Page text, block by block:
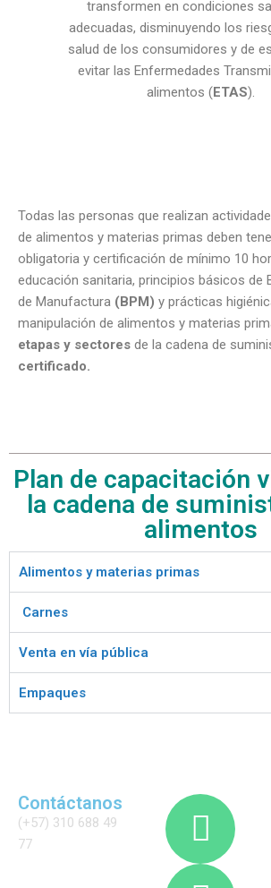
transformen en condiciones
adecuadas, disminuyendo los
salud de los consumidores y de
evitar las Enfermedades
alimentos (ETAS).
Todas las personas que realizan
de alimentos y materias primas deben
obligatoria y certificación de mínimo 10
educación sanitaria, principios básicos de
de Manufactura (BPM) y prácticas
manipulación de alimentos y materias
etapas y sectores de la cadena de
certificado.
Plan de capacitación
la cadena de
alimentos
Alimentos y materias primas
Carnes
Venta en vía pública
Empaques
Contáctanos
(+57) 310 688 49
77